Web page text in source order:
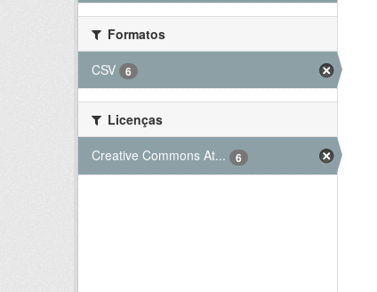
Formatos
CSV
6
Licenças
Creative Commons At...
6